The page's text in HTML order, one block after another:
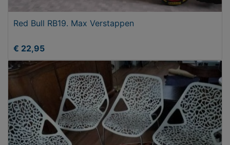
Red Bull RB19. Max Verstappen
€ 22,95